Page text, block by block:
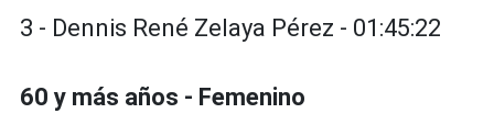
3 - Dennis René Zelaya Pérez - 01:45:22
60 y más años - Femenino